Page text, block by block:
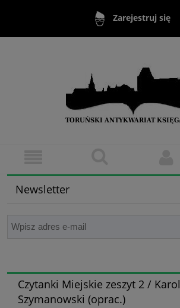
Zarejestruj się
Newsletter
Czytanki Miejskie zeszyt 2 / Karol
Szymanowski (oprac.)